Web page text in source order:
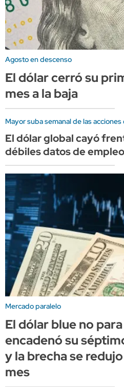
Agosto en descenso
El dólar cerró su
mes a la baja
Mayor suba semanal de las
El dólar global cayó
débiles datos de
Mercado paralelo
El dólar blue no
encadenó su
y la brecha se
mes